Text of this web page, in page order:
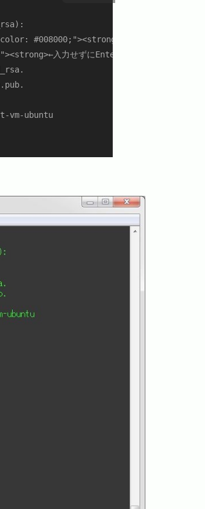
#008000;"><strong>←入力せずにEnter</
入力せずにEnter</strong></span>
vm-ubuntu